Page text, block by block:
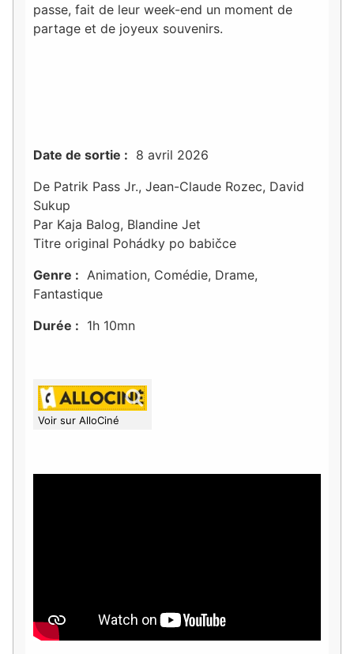
passe, fait de leur week-end un moment de
partage et de joyeux souvenirs.
Date de sortie : 8 avril 2026
De Patrik Pass Jr., Jean-Claude Rozec, David
Sukup
Par Kaja Balog, Blandine Jet
Titre original Pohádky po babičce
Genre : Animation, Comédie, Drame,
Fantastique
Durée : 1h 10mn
Voir sur AlloCiné